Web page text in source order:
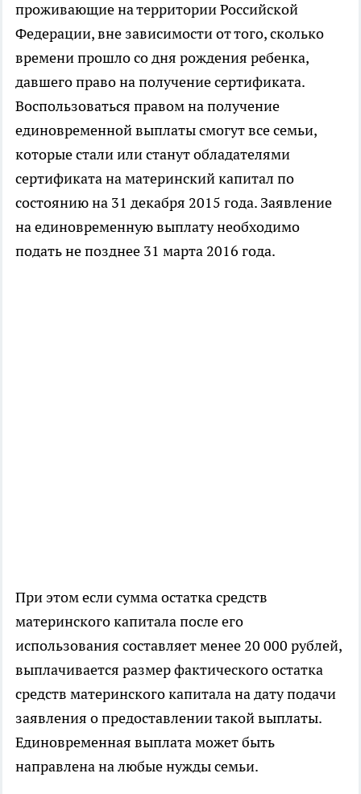
проживающие на территории Российской
Федерации, вне зависимости от того, сколько
времени прошло со дня рождения ребенка,
давшего право на получение сертификата.
Воспользоваться правом на получение
единовременной выплаты смогут все семьи,
которые стали или станут обладателями
сертификата на материнский капитал по
состоянию на 31 декабря 2015 года. Заявление
на единовременную выплату необходимо
подать не позднее 31 марта 2016 года.
При этом если сумма остатка средств
материнского капитала после его
использования составляет менее 20 000 рублей,
выплачивается размер фактического остатка
средств материнского капитала на дату подачи
заявления о предоставлении такой выплаты.
Единовременная выплата может быть
направлена на любые нужды семьи.